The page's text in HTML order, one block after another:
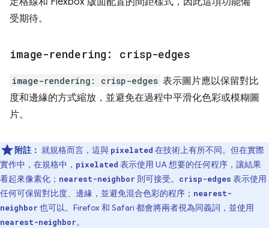
受期待。
image-rendering: crisp-edges
image-rendering: crisp-edges 表示圖片應以保留對比
度和邊緣的方式縮放，並避免在過程中平滑化色彩或模糊圖
片。
附註： 就規格而言，這與 pixelated 在技術上有所不同。但在實際
實作中，在規格中， pixelated 表示使用 UA 想要的任何程序，讓結果
看起來像素化； nearest-neighbor 則可接受。 crisp-edges 表示使用
任何可保留對比度、邊緣，並避免混合色彩的程序； nearest-
neighbor 也可以。Firefox 和 Safari 都會將兩者視為同義詞，並使用
nearest-neighbor。